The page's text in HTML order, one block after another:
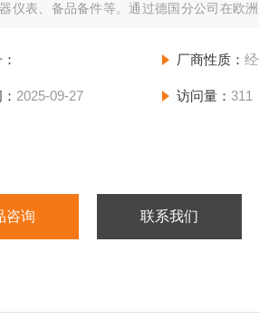
仪表、备品备件等。通过德国分公司在欧洲
运发货一次，为您缩短货期。
厂商性质：
2025-09-27 访问量： 311
咨询 联系我们